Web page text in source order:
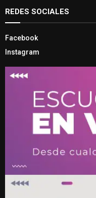
REDES SOCIALES
Facebook
Instagram